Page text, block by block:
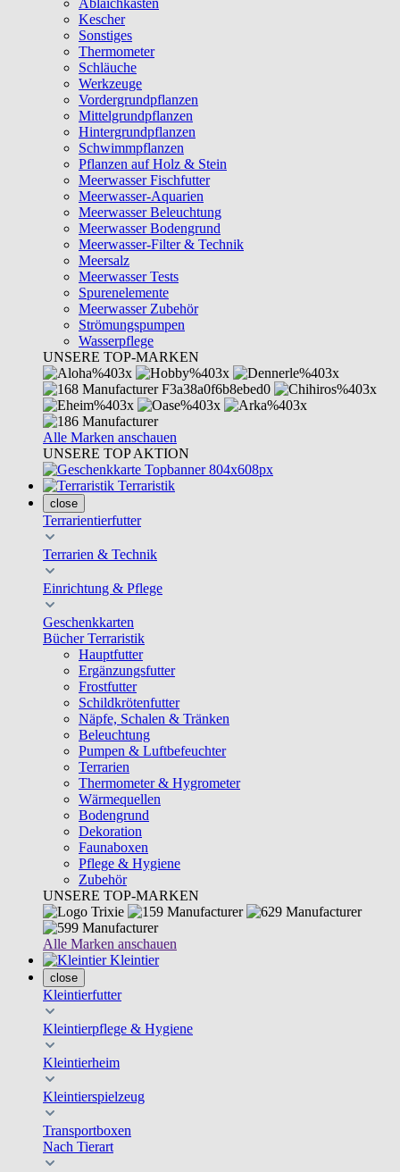
Ablaichkästen
Kescher
Sonstiges
Thermometer
Schläuche
Werkzeuge
Vordergrundpflanzen
Mittelgrundpflanzen
Hintergrundpflanzen
Schwimmpflanzen
Pflanzen auf Holz & Stein
Meerwasser Fischfutter
Meerwasser-Aquarien
Meerwasser Beleuchtung
Meerwasser Bodengrund
Meerwasser-Filter & Technik
Meersalz
Meerwasser Tests
Spurenelemente
Meerwasser Zubehör
Strömungspumpen
Wasserpflege
UNSERE TOP-MARKEN
Alle Marken anschauen
UNSERE TOP AKTION
Terraristik
close
Terrarientierfutter
Terrarien & Technik
Einrichtung & Pflege
Geschenkkarten
Bücher Terraristik
Hauptfutter
Ergänzungsfutter
Frostfutter
Schildkrötenfutter
Näpfe, Schalen & Tränken
Beleuchtung
Pumpen & Luftbefeuchter
Terrarien
Thermometer & Hygrometer
Wärmequellen
Bodengrund
Dekoration
Faunaboxen
Pflege & Hygiene
Zubehör
UNSERE TOP-MARKEN
Alle Marken anschauen
Kleintier
close
Kleintierfutter
Kleintierpflege & Hygiene
Kleintierheim
Kleintierspielzeug
Transportboxen
Nach Tierart